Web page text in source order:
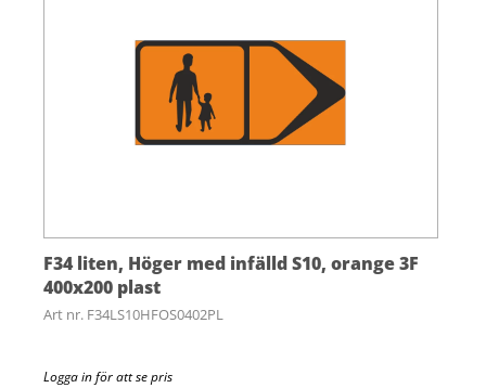
F34 liten, Höger med infälld S10, orange 3F
400x200 plast
Art nr. F34LS10HFOS0402PL
Logga in för att se pris